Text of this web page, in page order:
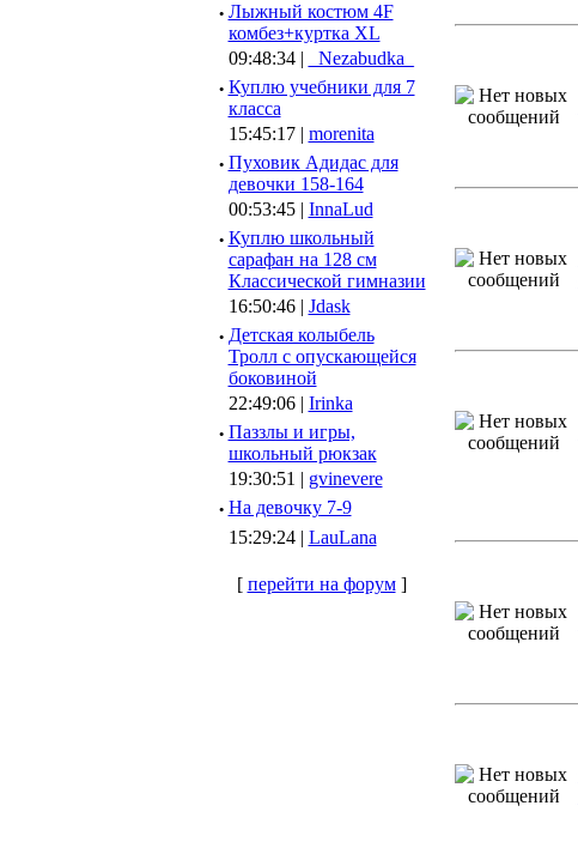
· Лыжный костюм 4F
комбез+куртка XL
09:48:34 |
_Nezabudka_
· Куплю учебники для 7
класса
15:45:17 | morenita
· Пуховик Адидас для
девочки 158-164
00:53:45 | InnaLud
· Куплю школьный
сарафан на 128 см
Классической гимназии
16:50:46 | Jdask
· Детская колыбель
Тролл с опускающейся
боковиной
22:49:06 | Irinka
· Паззлы и игры,
школьный рюкзак
19:30:51 | gvinevere
· Hа девочку 7-9
15:29:24 | LauLana
[ перейти на форум]